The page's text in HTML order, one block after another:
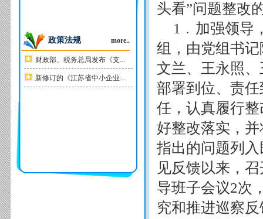
政策法规 more..
财政部、税务总局发布《支...
新修订的《江苏省中小企业...
头看”问题整改
1﹒加强领导
组，由党组书
文兰、王永照
部署到位、责
任，认真履行
好整改落实，
指出的问题列
见反馈以来，
导班子会议2次
究和推进巡察